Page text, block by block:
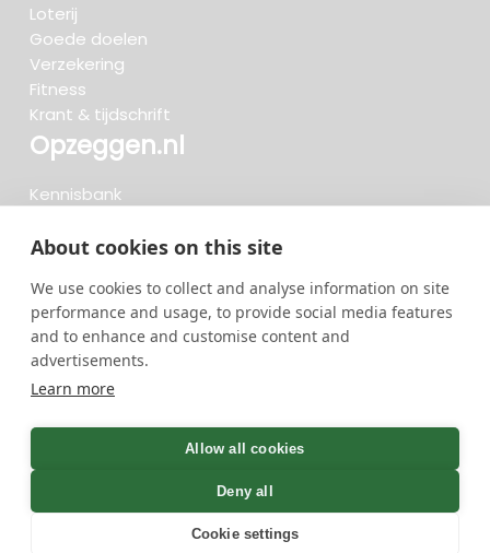
About cookies on this site
We use cookies to collect and analyse information on site
performance and usage, to provide social media features
and to enhance and customise content and
advertisements.
Learn more
Allow all cookies
Deny all
Cookie settings
Loterij
Goede doelen
Verzekering
Fitness
Krant & tijdschrift
Opzeggen.nl
Kennisbank
Beoordelingen
Meteen opzeggen
736 opzeggingen afgelopen 30 dagen - 3.666.127
opzeggingen in totaal
GreenOnline BV Gebruiksvoorwaarden